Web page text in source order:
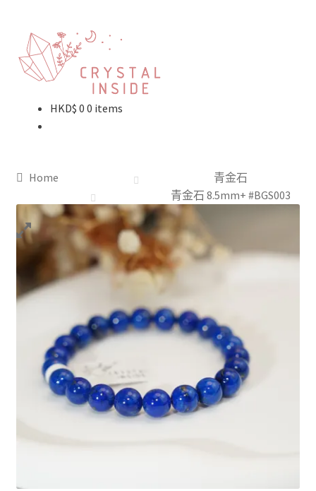
HKD$ 0 0 items
Home
青金石
青金石 8.5mm+ #BGS003